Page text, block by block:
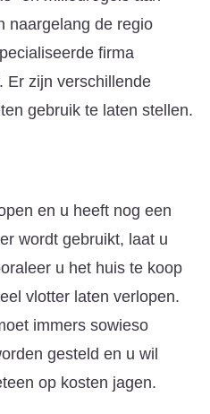
naargelang de regio
firma
Er zijn verschillende
gebruik te laten stellen.
en u heeft nog een
wordt gebruikt, laat u
u het huis te koop
vlotter laten verlopen.
immers sowieso
gesteld en u wil
op kosten jagen.